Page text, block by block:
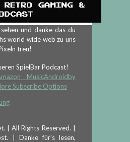
und danke das du
world wide web zu uns
treu!
SpielBar Podcast!
MusicAndroidby
Subscribe Options
All Rights Reserved. |
| Danke für's lesen,